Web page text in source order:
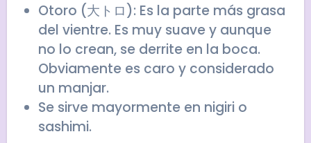
Otoro (大トロ): Es la parte más grasa
del vientre. Es muy suave y aunque
no lo crean, se derrite en la boca.
Obviamente es caro y considerado
un manjar.
Se sirve mayormente en nigiri o
sashimi.